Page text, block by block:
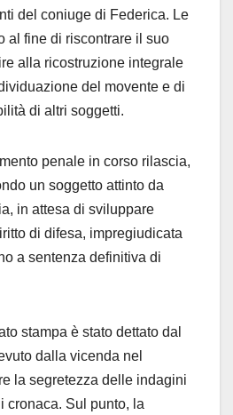
del coniuge di Federica. Le
al fine di riscontrare il suo
alla ricostruzione integrale
del movente e di
di altri soggetti.
penale in corso rilascia,
un soggetto attinto da
in attesa di sviluppare
di difesa, impregiudicata
a sentenza definitiva di
stampa è stato dettato dal
dalla vicenda nel
la segretezza delle indagini
cronaca. Sul punto, la